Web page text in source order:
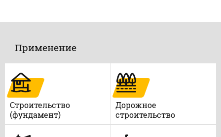
Применение
Строительство
(фундамент)
Дорожное
строительство